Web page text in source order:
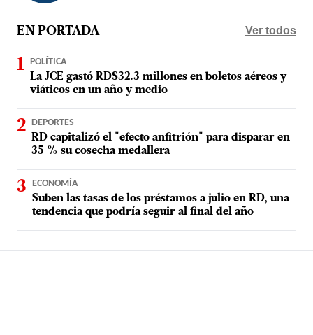
EN PORTADA Ver todos
POLÍTICA
La JCE gastó RD$32.3 millones en boletos aéreos y
viáticos en un año y medio
DEPORTES
RD capitalizó el "efecto anfitrión" para disparar en
35 % su cosecha medallera
ECONOMÍA
Suben las tasas de los préstamos a julio en RD, una
tendencia que podría seguir al final del año